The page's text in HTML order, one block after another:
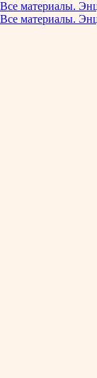
Все материалы.
Все материалы.